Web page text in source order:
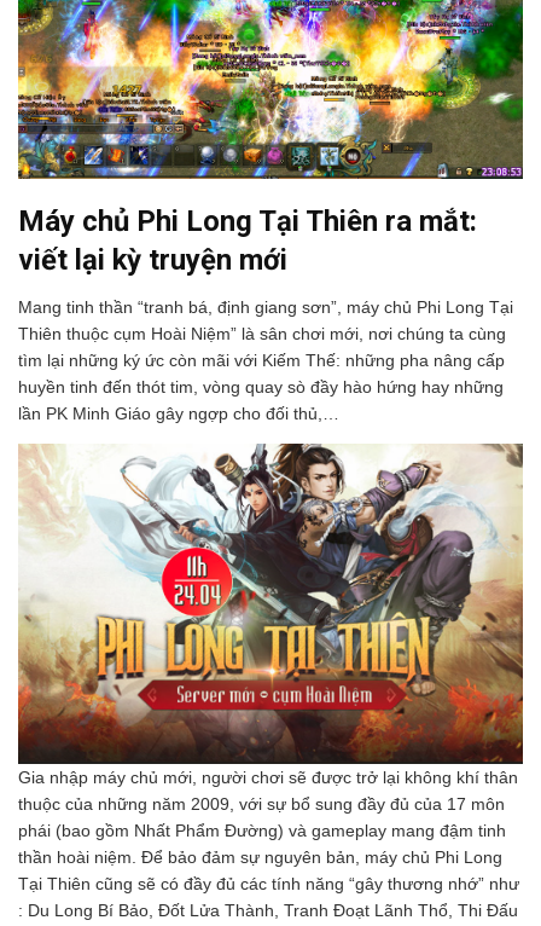
Máy chủ Phi Long Tại Thiên ra mắt:
viết lại kỳ truyện mới
Mang tinh thần “tranh bá, định giang sơn”, máy chủ Phi Long Tại
Thiên thuộc cụm Hoài Niệm” là sân chơi mới, nơi chúng ta cùng
tìm lại những ký ức còn mãi với Kiếm Thế: những pha nâng cấp
huyền tinh đến thót tim, vòng quay sò đầy hào hứng hay những
lần PK Minh Giáo gây ngợp cho đối thủ,…
Gia nhập máy chủ mới, người chơi sẽ được trở lại không khí thân
thuộc của những năm 2009, với sự bổ sung đầy đủ của 17 môn
phái (bao gồm Nhất Phẩm Đường) và gameplay mang đậm tinh
thần hoài niệm. Để bảo đảm sự nguyên bản, máy chủ Phi Long
Tại Thiên cũng sẽ có đầy đủ các tính năng “gây thương nhớ” như
: Du Long Bí Bảo, Đốt Lửa Thành, Tranh Đoạt Lãnh Thổ, Thi Đấu